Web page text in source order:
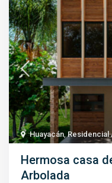
Huayacán,Residencial
Hermosa casa
Arbolada